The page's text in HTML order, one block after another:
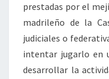
prestadas por el
madrileño de la
judiciales o
intentar jugarlo en
desarrollar la